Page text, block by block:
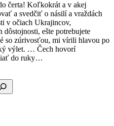
čerta! Koľkokrát a v akej
a svedčiť o násilí a vraždách
v očiach Ukrajincov,
ešte potrebujete
so zúrivosťou, mi vírili hlavou po
výlet. … Čech hovorí
do ruky…